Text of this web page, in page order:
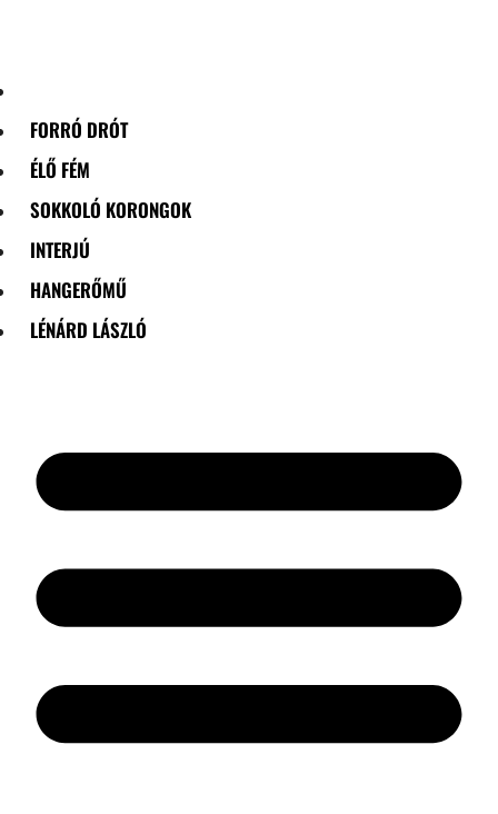
FORRÓ DRÓT
ÉLŐ FÉM
SOKKOLÓ KORONGOK
INTERJÚ
HANGERŐMŰ
LÉNÁRD LÁSZLÓ